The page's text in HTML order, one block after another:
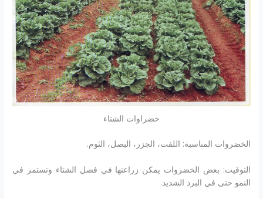
خضراوات الشتاء
الخضروات المناسبة: اللفت، الجزر، البصل، الثوم.
التوقيت: بعض الخضروات يمكن زراعتها في فصل الشتاء وتستمر في
النمو حتى في البرد الشديد.